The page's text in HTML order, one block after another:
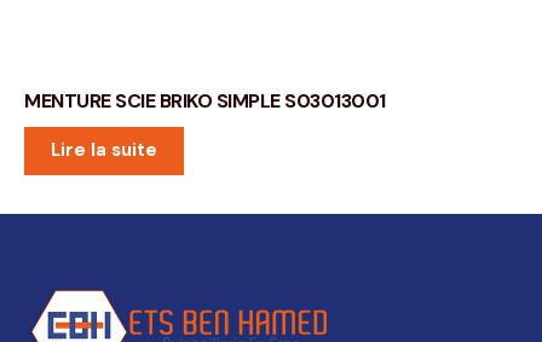
MENTURE SCIE BRIKO SIMPLE S03013001
Lire la suite